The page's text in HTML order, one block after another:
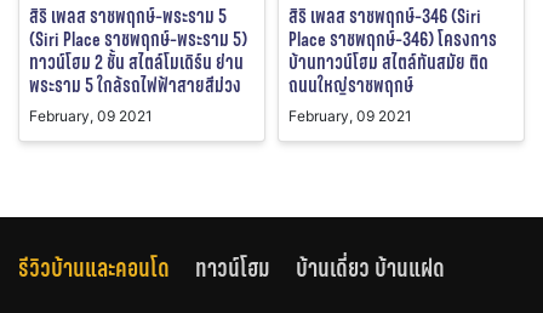
สิริ เพลส ราชพฤกษ์-พระราม 5
(Siri Place ราชพฤกษ์-พระราม 5)
ทาวน์โฮม 2 ชั้น สไตล์โมเดิร์น ย่าน
พระราม 5 ใกล้รถไฟฟ้าสายสีม่วง
February, 09 2021
สิริ เพลส ราชพฤกษ์-346 (Siri
Place ราชพฤกษ์-346) โครงการ
บ้านทาวน์โฮม สไตล์ทันสมัย ติด
ถนนใหญ่ราชพฤกษ์
February, 09 2021
รีวิวบ้านและคอนโด ทาวน์โฮม
บ้านเดี่ยว บ้านแฝด